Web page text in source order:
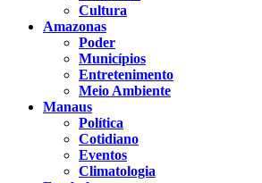
Cultura
Amazonas
Poder
Municípios
Entretenimento
Meio Ambiente
Manaus
Política
Cotidiano
Eventos
Climatologia